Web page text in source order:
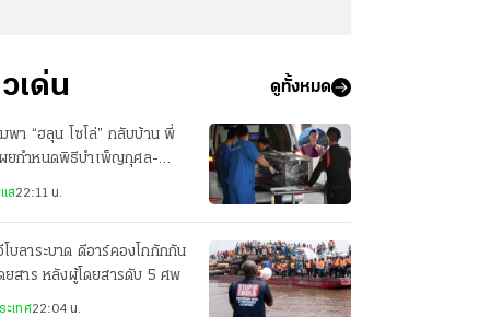
เด่น ดูทั้งหมด
พา “ฮลุน โซโล่” กลับบ้าน พี่
ผยกำหนดพิธีบำเพ็ญกุศล-
จศพ
ส22:11 น.
บลาระบาด ดีอาร์คองโกกักกัน
ยสาร หลังผู้โดยสารดับ 5 ศพ
ะเทศ22:04 น.